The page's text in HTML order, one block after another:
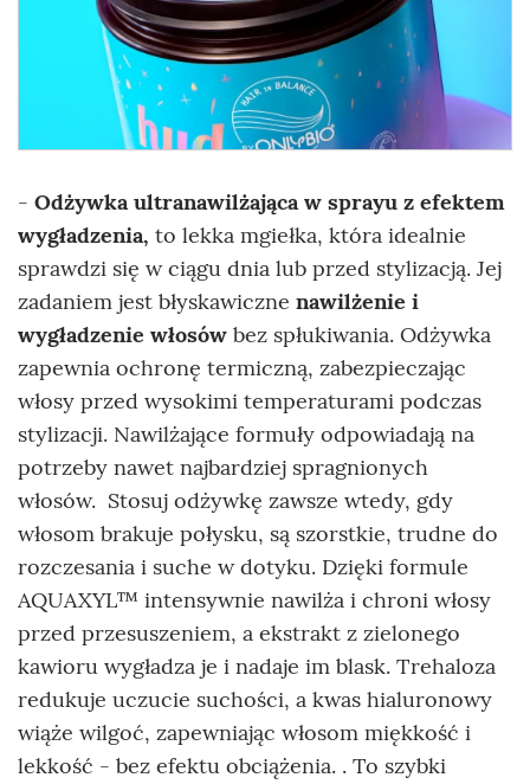
- Odżywka ultranawilżająca w sprayu z efektem
wygładzenia, to lekka mgiełka, która idealnie
sprawdzi się w ciągu dnia lub przed stylizacją. Jej
zadaniem jest błyskawiczne nawilżenie i
wygładzenie włosów bez spłukiwania. Odżywka
zapewnia ochronę termiczną, zabezpieczając
włosy przed wysokimi temperaturami podczas
stylizacji. Nawilżające formuły odpowiadają na
potrzeby nawet najbardziej spragnionych
włosów. Stosuj odżywkę zawsze wtedy, gdy
włosom brakuje połysku, są szorstkie, trudne do
rozczesania i suche w dotyku. Dzięki formule
AQUAXYL™ intensywnie nawilża i chroni włosy
przed przesuszeniem, a ekstrakt z zielonego
kawioru wygładza je i nadaje im blask. Trehaloza
redukuje uczucie suchości, a kwas hialuronowy
wiąże wilgoć, zapewniając włosom miękkość i
lekkość - bez efektu obciążenia. . To szybki